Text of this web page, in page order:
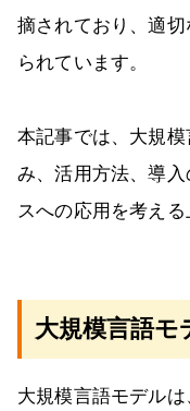
摘されており、適
られています。
本記事では、大規
み、活用方法、導
スへの応用を考える
大規模言語モ
大規模言語モデル